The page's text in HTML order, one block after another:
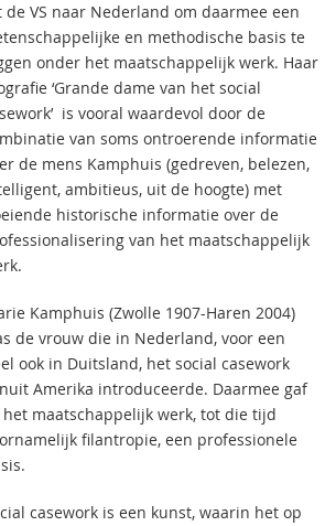
de VS naar Nederland om daarmee een
en methodische basis te
onder het maatschappelijk werk. Haar
‘Grande dame van het social
is vooral waardevol door de
van soms ontroerende informatie
de mens Kamphuis (gedreven, belezen,
ambitieus, uit de hoogte) met
historische informatie over de
van het maatschappelijk
Kamphuis (Zwolle 1907-Haren 2004)
de vrouw die in Nederland, voor een
ook in Duitsland, het social casework
Amerika introduceerde. Daarmee gaf
het maatschappelijk werk, tot die tijd
filantropie, een professionele
casework is een kunst, waarin het op